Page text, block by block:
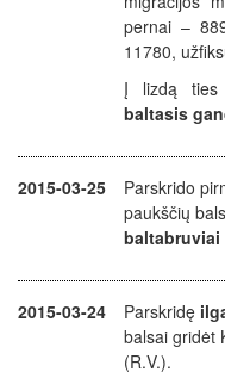
pernai –
11780,
Į lizdą ties
baltasis
2015-03-25 Parskrido
paukščių
baltabruviai
2015-03-24 Parskridę
balsai gridėt
(R.V.).